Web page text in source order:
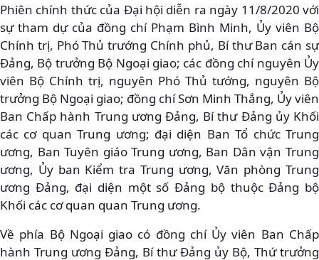
Phiên chính thức của Đại hội diễn ra ngày 11/8/2020 với
sự tham dự của đồng chí Phạm Bình Minh, Ủy viên Bộ
Chính trị, Phó Thủ trướng Chính phủ, Bí thư Ban cán sự
Đảng, Bộ trưởng Bộ Ngoại giao; các đồng chí nguyên Ủy
viên Bộ Chính trị, nguyên Phó Thủ tướng, nguyên Bộ
trưởng Bộ Ngoại giao; đồng chí Sơn Minh Thắng, Ủy viên
Ban Chấp hành Trung ương Đảng, Bí thư Đảng ủy Khối
các cơ quan Trung ương; đại diện Ban Tổ chức Trung
ương, Ban Tuyên giáo Trung ương, Ban Dân vận Trung
ương, Ủy ban Kiểm tra Trung ương, Văn phòng Trung
ương Đảng, đại diện một số Đảng bộ thuộc Đảng bộ
Khối các cơ quan quan Trung ương.
Về phía Bộ Ngoại giao có đồng chí Ủy viên Ban Chấp
hành Trung ương Đảng, Bí thư Đảng ủy Bộ, Thứ trưởng